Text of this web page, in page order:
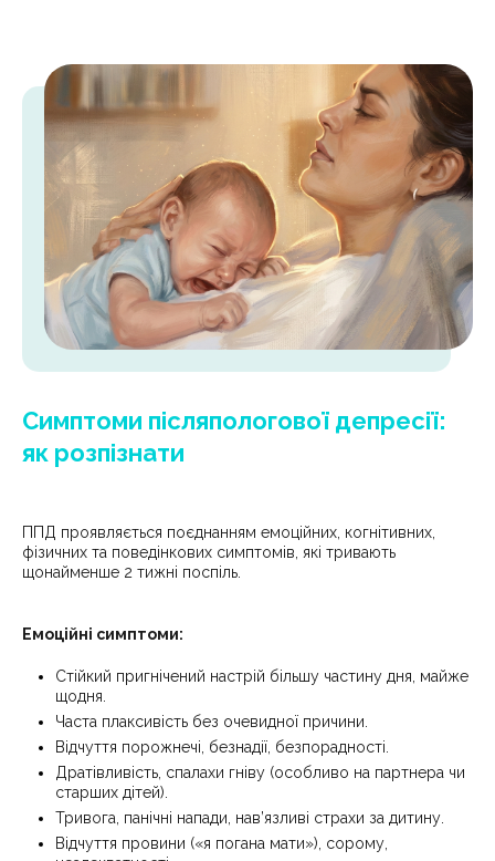
Симптоми післяпологової депресії:
як розпізнати
ППД проявляється поєднанням емоційних, когнітивних,
фізичних та поведінкових симптомів, які тривають
щонайменше 2 тижні поспіль.
Емоційні симптоми:
Стійкий пригнічений настрій більшу частину дня, майже
щодня.
Часта плаксивість без очевидної причини.
Відчуття порожнечі, безнадії, безпорадності.
Дратівливість, спалахи гніву (особливо на партнера чи
старших дітей).
Тривога, панічні напади, нав’язливі страхи за дитину.
Відчуття провини («я погана мати»), сорому,